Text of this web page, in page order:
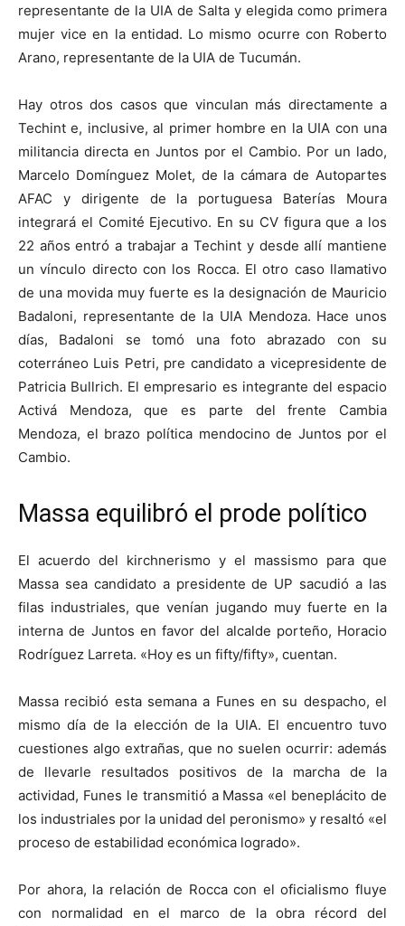
representante de la UIA de Salta y elegida como primera
mujer vice en la entidad. Lo mismo ocurre con Roberto
Arano, representante de la UIA de Tucumán.
Hay otros dos casos que vinculan más directamente a
Techint e, inclusive, al primer hombre en la UIA con una
militancia directa en Juntos por el Cambio. Por un lado,
Marcelo Domínguez Molet, de la cámara de Autopartes
AFAC y dirigente de la portuguesa Baterías Moura
integrará el Comité Ejecutivo. En su CV figura que a los
22 años entró a trabajar a Techint y desde allí mantiene
un vínculo directo con los Rocca. El otro caso llamativo
de una movida muy fuerte es la designación de Mauricio
Badaloni, representante de la UIA Mendoza. Hace unos
días, Badaloni se tomó una foto abrazado con su
coterráneo Luis Petri, pre candidato a vicepresidente de
Patricia Bullrich. El empresario es integrante del espacio
Activá Mendoza, que es parte del frente Cambia
Mendoza, el brazo política mendocino de Juntos por el
Cambio.
Massa equilibró el prode político
El acuerdo del kirchnerismo y el massismo para que
Massa sea candidato a presidente de UP sacudió a las
filas industriales, que venían jugando muy fuerte en la
interna de Juntos en favor del alcalde porteño, Horacio
Rodríguez Larreta. «Hoy es un fifty/fifty», cuentan.
Massa recibió esta semana a Funes en su despacho, el
mismo día de la elección de la UIA. El encuentro tuvo
cuestiones algo extrañas, que no suelen ocurrir: además
de llevarle resultados positivos de la marcha de la
actividad, Funes le transmitió a Massa «el beneplácito de
los industriales por la unidad del peronismo» y resaltó «el
proceso de estabilidad económica logrado».
Por ahora, la relación de Rocca con el oficialismo fluye
con normalidad en el marco de la obra récord del